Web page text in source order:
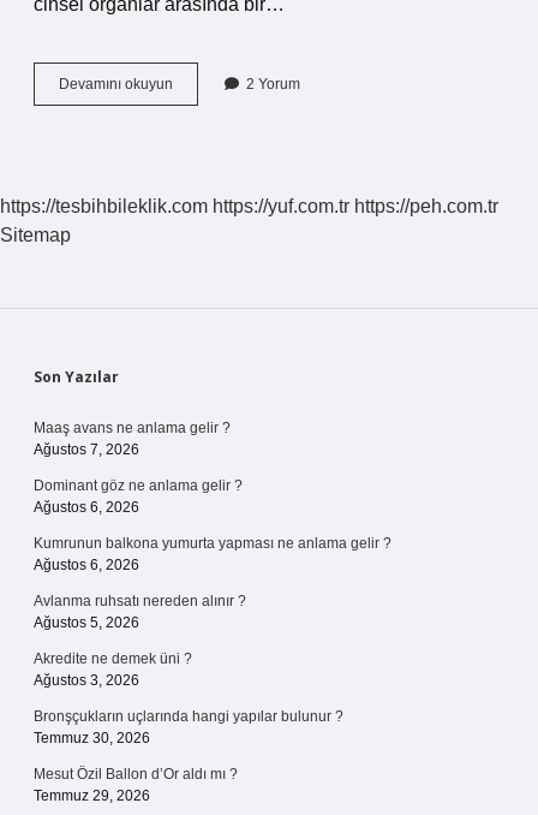
cinsel organlar arasında bir…
Devamını okuyun
Vajina
2 Yorum
https://tesbihbileklik.com https://yuf.com.tr https://peh.com.tr
Sitemap
Sidebar
Son Yazılar
Maaş avans ne anlama gelir ?
Ağustos 7, 2026
Dominant göz ne anlama gelir ?
Ağustos 6, 2026
Kumrunun balkona yumurta yapması ne anlama gelir ?
Ağustos 6, 2026
Avlanma ruhsatı nereden alınır ?
Ağustos 5, 2026
Akredite ne demek üni ?
Ağustos 3, 2026
Bronşçukların uçlarında hangi yapılar bulunur ?
Temmuz 30, 2026
Mesut Özil Ballon d’Or aldı mı ?
Temmuz 29, 2026